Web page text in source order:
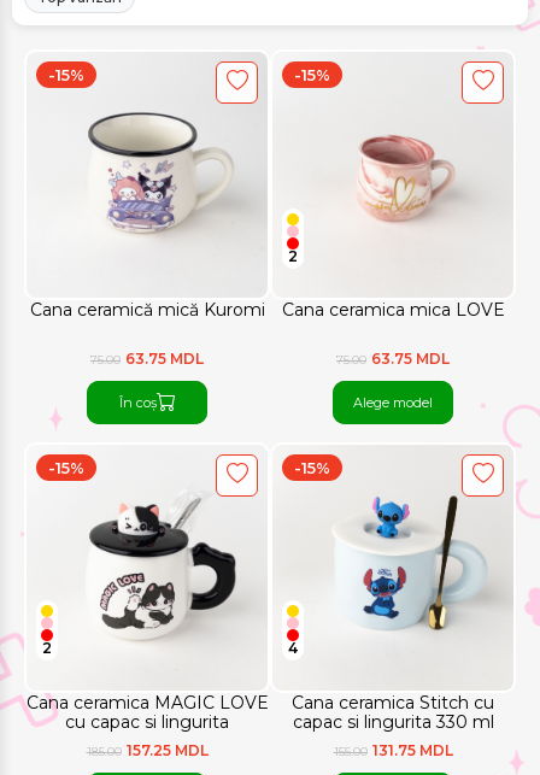
Cana ceramică mică Kuromi
-15%
75.00 63.75 MDL
În coș
Cana ceramica mica LOVE
-15%
2
75.00 63.75 MDL
Alege model
Cana ceramica MAGIC LOVE
cu capac si lingurita
-15%
2
185.00 157.25 MDL
Cana ceramica Stitch cu
capac si lingurita 330 ml
-15%
4
155.00 131.75 MDL